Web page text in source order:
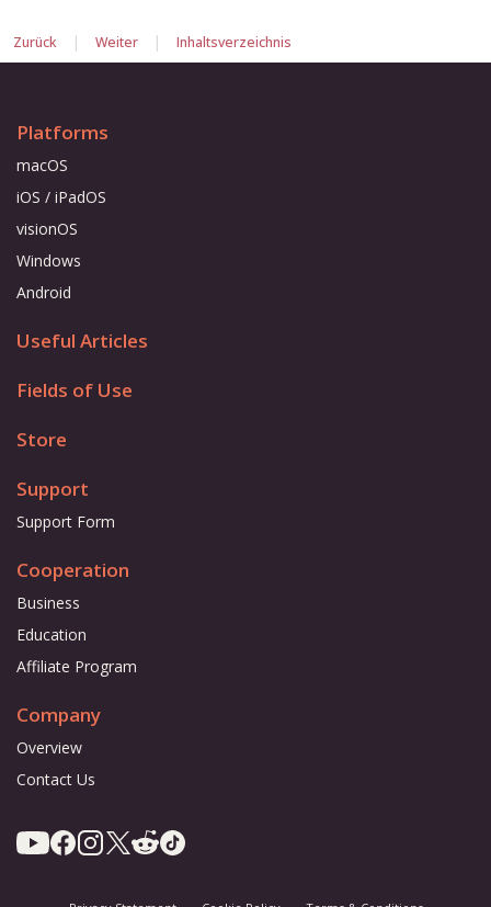
Zurück | Weiter | Inhaltsverzeichnis
Platforms
macOS
iOS / iPadOS
visionOS
Windows
Android
Useful Articles
Fields of Use
Store
Support
Support Form
Cooperation
Business
Education
Affiliate Program
Company
Overview
Contact Us